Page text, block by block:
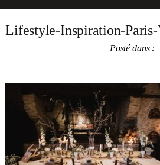
Lifestyle-Inspiration-
Posté dans :